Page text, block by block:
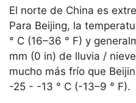
El norte de China es
Para Beijing, la
° C (16–36 ° F) y
mm (0 in) de lluvia /
mucho más frío que
-25 - -13 ° C (-13–9 ° F).